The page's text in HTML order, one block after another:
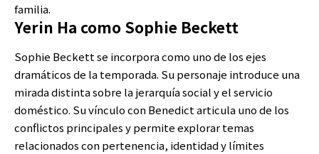
familia.
Yerin Ha como Sophie Beckett
Sophie Beckett se incorpora como uno de los ejes
dramáticos de la temporada. Su personaje introduce una
mirada distinta sobre la jerarquía social y el servicio
doméstico. Su vínculo con Benedict articula uno de los
conflictos principales y permite explorar temas
relacionados con pertenencia, identidad y límites